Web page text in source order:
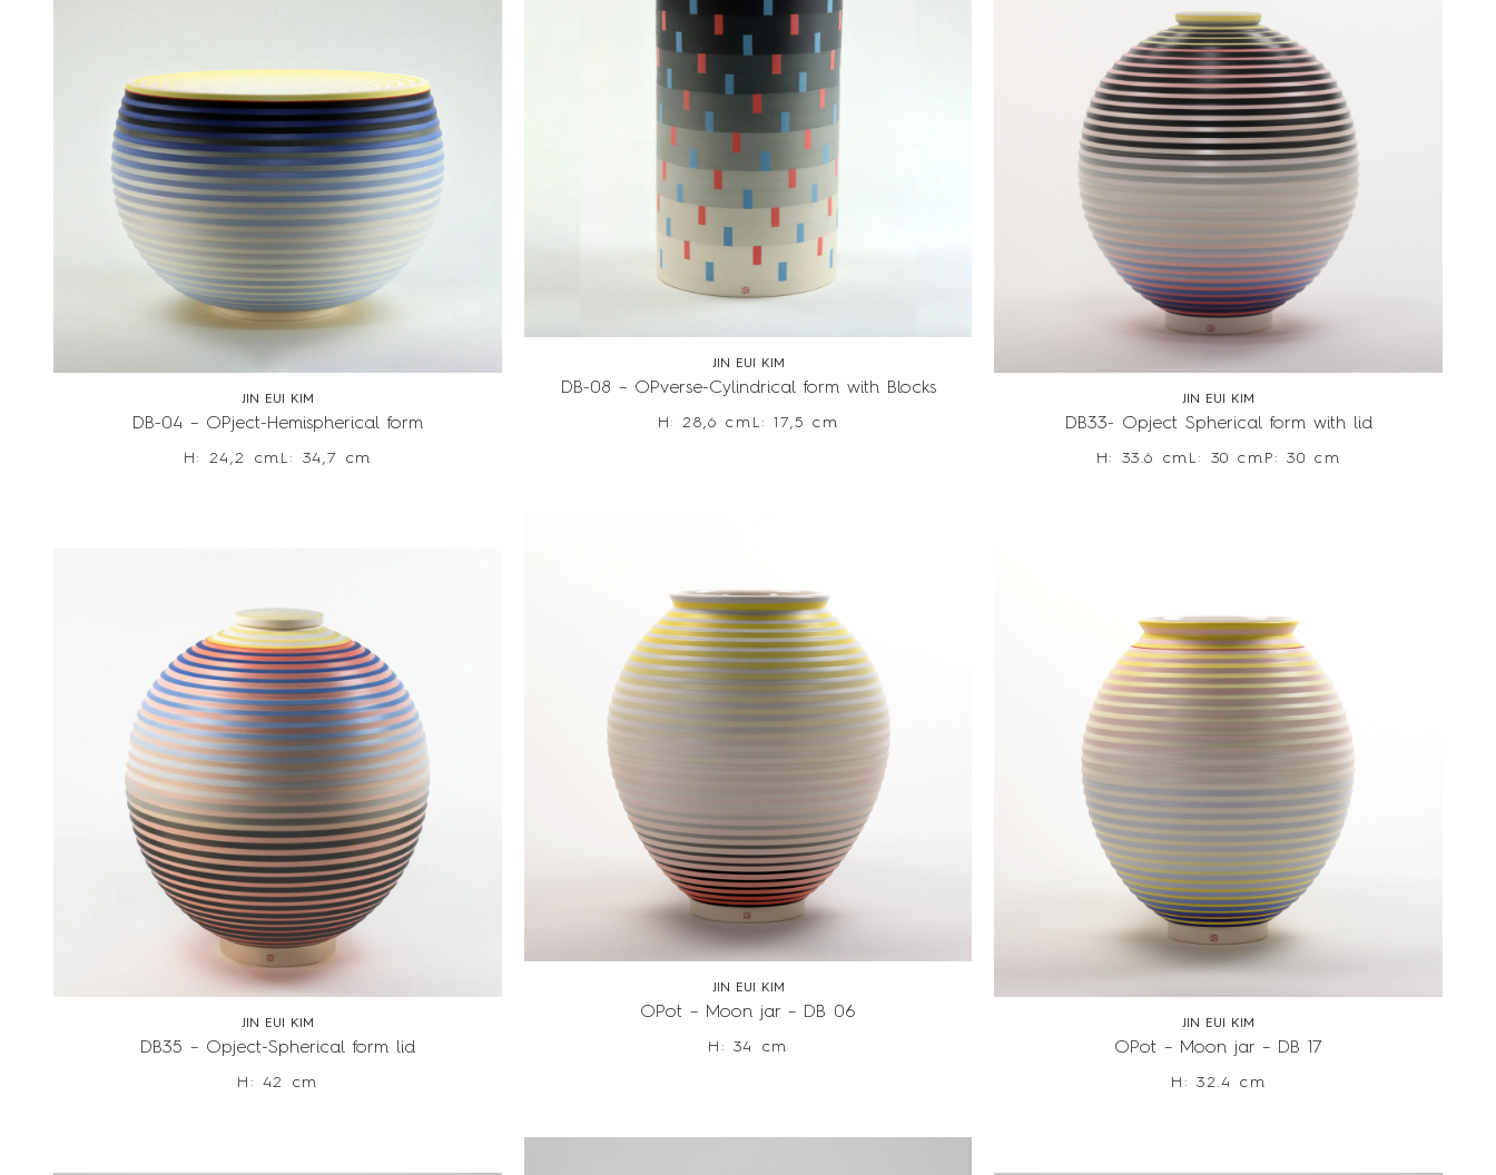
JIN EUI KIM
DB-04 – OPject-Hemispherical form
H: 24,2 cm L: 34,7 cm
JIN EUI KIM
DB-08 – OPverse-Cylindrical form with Blocks
H: 28,6 cm L: 17,5 cm
JIN EUI KIM
DB33- Opject Spherical form with lid
H: 33.6 cm L: 30 cm P: 30 cm
JIN EUI KIM
DB35 – Opject-Spherical form lid
H: 42 cm
JIN EUI KIM
OPot – Moon jar – DB 06
H: 34 cm
JIN EUI KIM
OPot – Moon jar – DB 17
H: 32.4 cm